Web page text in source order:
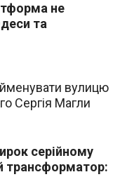
не
та
вулицю
Сергія Магли
трансформатор: